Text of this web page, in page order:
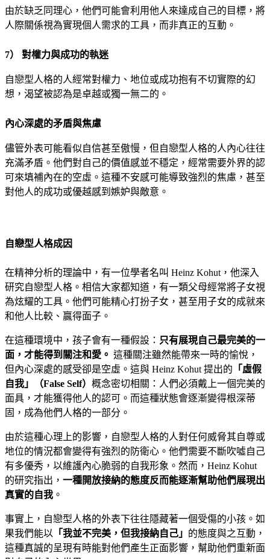
由於缺乏同理心，他們可能會利用他人來達成自己的目標，將
人際關係視為實現個人需求的工具，而非真正的互動。
7） 對權力與成功的執迷
自戀型人格的人經常對權力、地位或成功抱有不切實際的幻
想，渴望被認為是卓越或獨一無二的。
內心深處的矛盾與焦慮
儘管外表可能看似自信甚至傲慢，但自戀型人格的人內心往往
充滿矛盾。他們對自己的價值感並不穩定，經常需要外界的認
可來填補內在的空虛。這種不安感可能導致強烈的焦慮，甚至
對他人的成功或優越感到嫉妒與敵意。
自戀型人格成因
在精神分析的理論中，有一位學者名叫 Heinz Kohut，他深入
研究自戀型人格。相信大家都知道，有一類父母經常將子女視
為炫耀的工具。他們可能精心打扮子女，甚至用子女的成就來
和他人比較、贏得面子。
在這種環境中，孩子會有一種假設： 只有展現自己最完美的一
面，才能得到關注和愛。 這種關注雖然能帶來一時的愉悅，
但內心深處的感受卻是空虛。這與 Heinz Kohut 提出的 「虛假
自我」（False Self） 概念密切相關：人們必須戴上一個完美的
面具，才能獲得他人的認可。而這種狀態會逐漸變得根深蒂
固，成為他們人格的一部分。
由於這種心理上的影響，自戀型人格的人對任何威脅其自尊或
地位的情況都會變得有強烈的防衛心。他們需要不斷吹噓自己
有多優秀，以維護內心脆弱的自我形象。然而，Heinz Kohut
的研究指出， 一種開放接納的態度反而能逐漸幫助他們展現出
真實的自我 。
事實上，自戀型人格的外表下往往隱藏著一個受傷的小孩。如
果我們能以 「我並不完美，但我接納自己」 的態度與之互動，
這種真誠的呈現有時能對他們產生正面影響，幫助他們重新面